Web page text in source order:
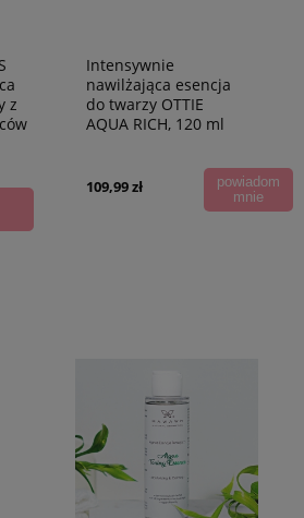
z
Intensywnie
nawilżająca esencja
do twarzy OTTIE
AQUA RICH, 120 ml
109,99 zł
powiadom
mnie